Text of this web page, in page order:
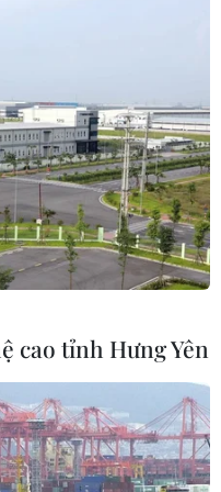
an
Mỹ
cao tỉnh Hưng Yên